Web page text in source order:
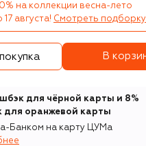
на коллекции весна-лето
17 августа! Смотреть подборку
В
для чёрной карты и 8%
для оранжевой карты
Банком на карту ЦУМа